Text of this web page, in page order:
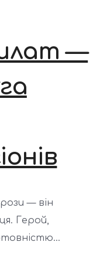
—
— він
Герой,